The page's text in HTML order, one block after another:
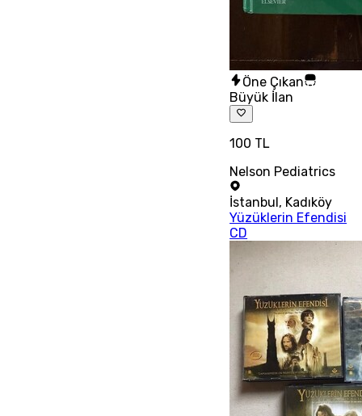
Öne Çıkan
Büyük İlan
100 TL
Nelson Pediatrics
İstanbul, Kadıköy
Yüzüklerin Efendisi
CD